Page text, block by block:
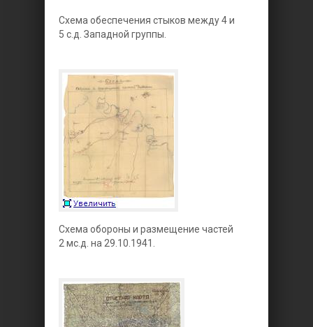
Схема обеспечения стыков между 4 и
5 с.д. Западной группы.
Схема обороны и размещение частей
2 мс.д. на 29.10.1941.